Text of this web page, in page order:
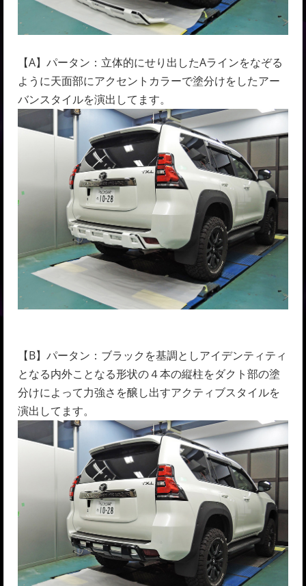
【A】パータン：立体的にせり出したAラインをなぞる
ように天面部にアクセントカラーで塗分けをしたアー
バンスタイルを演出してます。
【B】パータン：ブラックを基調としアイデンティティ
となる内外ことなる形状の４本の縦柱をダクト部の塗
分けによって力強さを醸し出すアクティブスタイルを
演出してます。